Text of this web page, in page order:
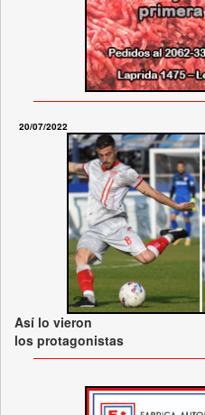
20/07/2022
Así lo vieron
los protagonistas